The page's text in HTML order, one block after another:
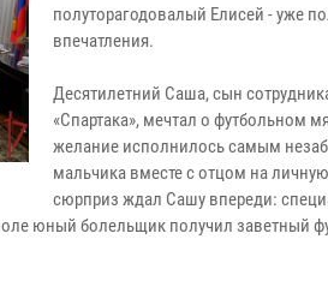
полуторагодовалый Елисей - уже
впечатления.
Десятилетний Саша, сын
«Спартака», мечтал о футбольном
желание исполнилось самым
мальчика вместе с отцом на
сюрприз ждал Сашу впереди:
юный болельщик получил заветный